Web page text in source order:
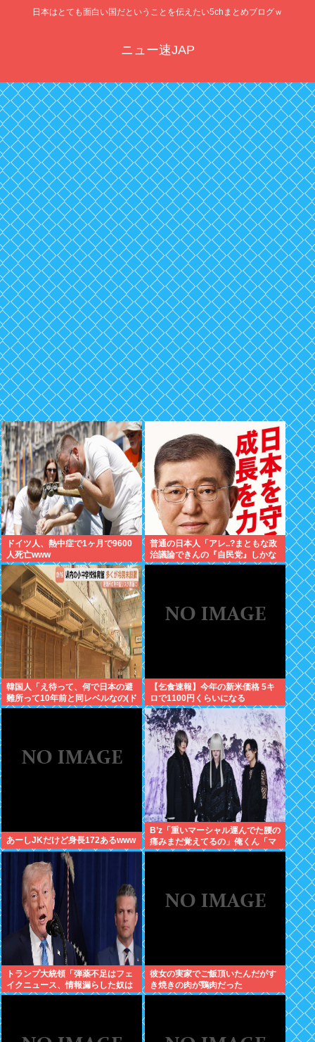
日本はとても面白い国だということを伝えたい5chまとめブログｗ
ニュー速JAP
ドイツ人、熱中症で1ヶ月で9600
人死亡www
普通の日本人「アレ..?まともな政
治議論できんの『自民党』しかな
くね？左って下品な言葉しか使え
韓国人「え待って、何で日本の避
難所って10年前と同レベルなの(ド
ン引き
【乞食速報】今年の新米価格 5キ
ロで1100円くらいになる
あーしJKだけど身長172あるwww
B’z「重いマーシャル運んでた腰の
痛みまだ覚えてるの」俺くん「マ
ーシャルって何？ 」
トランプ大統領「弾薬不足はフェ
イクニュース、情報漏らした奴は
極刑」
彼女の実家でご飯頂いたんだがす
き焼きの肉が鶏肉だった